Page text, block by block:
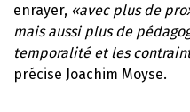
enrayer, «avec plus de
mais aussi plus de
temporalité et les
précise Joachim Moyse.